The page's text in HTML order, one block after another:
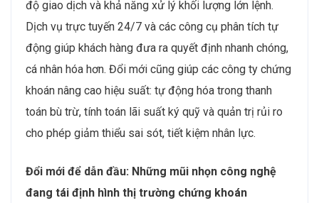
độ giao dịch và khả năng xử lý khối lượng lớn lệnh.
Dịch vụ trực tuyến 24/7 và các công cụ phân tích tự
động giúp khách hàng đưa ra quyết định nhanh chóng,
cá nhân hóa hơn. Đổi mới cũng giúp các công ty chứng
khoán nâng cao hiệu suất: tự động hóa trong thanh
toán bù trừ, tính toán lãi suất ký quỹ và quản trị rủi ro
cho phép giảm thiểu sai sót, tiết kiệm nhân lực.
Đổi mới để dẫn đầu: Những mũi nhọn công nghệ
đang tái định hình thị trường chứng khoán